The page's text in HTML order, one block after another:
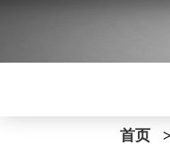
首页 >